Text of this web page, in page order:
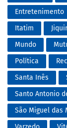
Entretenimento
Itatim
Mundo
Política
Santa Inês
Santo Antonio
São Miguel das